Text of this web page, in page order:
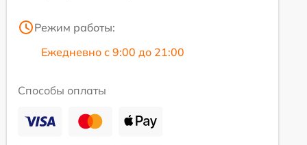
Режим работы:
Ежедневно с 9:00 до 21:00
Способы оплаты